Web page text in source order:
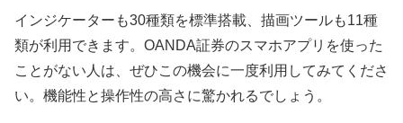
インジケーターも30種類を標準搭載、描画ツールも11種
類が利用できます。OANDA証券のスマホアプリを使った
ことがない人は、ぜひこの機会に一度利用してみてくださ
い。機能性と操作性の高さに驚かれるでしょう。